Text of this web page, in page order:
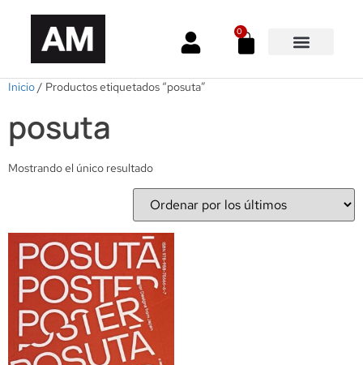
0
Inicio/ Productos etiquetados “posuta”
posuta
Mostrando el único resultado